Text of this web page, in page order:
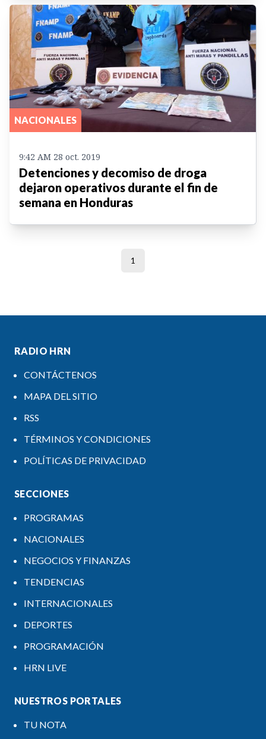
NACIONALES
9:42 AM 28 oct. 2019
Detenciones y decomiso de droga
dejaron operativos durante el fin de
semana en Honduras
1
RADIO HRN
CONTÁCTENOS
MAPA DEL SITIO
RSS
TÉRMINOS Y CONDICIONES
POLÍTICAS DE PRIVACIDAD
SECCIONES
PROGRAMAS
NACIONALES
NEGOCIOS Y FINANZAS
TENDENCIAS
INTERNACIONALES
DEPORTES
PROGRAMACIÓN
HRN LIVE
NUESTROS PORTALES
TU NOTA